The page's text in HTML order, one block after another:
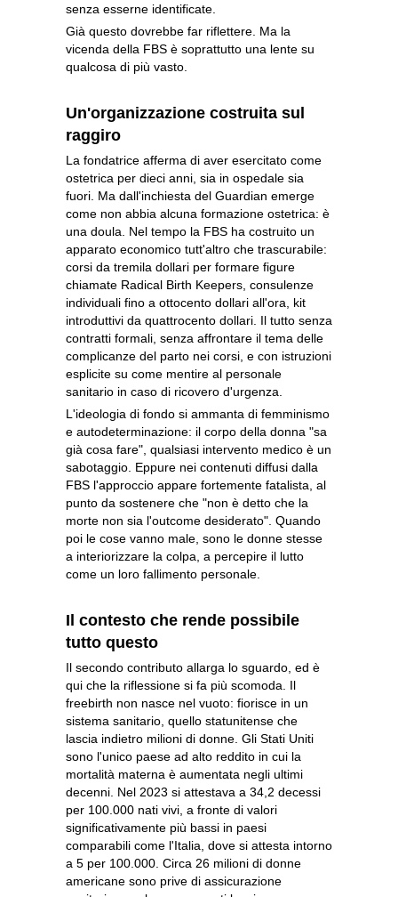
senza esserne identificate.
Già questo dovrebbe far riflettere. Ma la
vicenda della FBS è soprattutto una lente su
qualcosa di più vasto.
Un'organizzazione costruita sul
raggiro
La fondatrice afferma di aver esercitato come
ostetrica per dieci anni, sia in ospedale sia
fuori. Ma dall'inchiesta del Guardian emerge
come non abbia alcuna formazione ostetrica: è
una doula. Nel tempo la FBS ha costruito un
apparato economico tutt'altro che trascurabile:
corsi da tremila dollari per formare figure
chiamate Radical Birth Keepers, consulenze
individuali fino a ottocento dollari all'ora, kit
introduttivi da quattrocento dollari. Il tutto senza
contratti formali, senza affrontare il tema delle
complicanze del parto nei corsi, e con istruzioni
esplicite su come mentire al personale
sanitario in caso di ricovero d'urgenza.
L'ideologia di fondo si ammanta di femminismo
e autodeterminazione: il corpo della donna "sa
già cosa fare", qualsiasi intervento medico è un
sabotaggio. Eppure nei contenuti diffusi dalla
FBS l'approccio appare fortemente fatalista, al
punto da sostenere che "non è detto che la
morte non sia l'outcome desiderato". Quando
poi le cose vanno male, sono le donne stesse
a interiorizzare la colpa, a percepire il lutto
come un loro fallimento personale.
Il contesto che rende possibile
tutto questo
Il secondo contributo allarga lo sguardo, ed è
qui che la riflessione si fa più scomoda. Il
freebirth non nasce nel vuoto: fiorisce in un
sistema sanitario, quello statunitense che
lascia indietro milioni di donne. Gli Stati Uniti
sono l'unico paese ad alto reddito in cui la
mortalità materna è aumentata negli ultimi
decenni. Nel 2023 si attestava a 34,2 decessi
per 100.000 nati vivi, a fronte di valori
significativamente più bassi in paesi
comparabili come l'Italia, dove si attesta intorno
a 5 per 100.000. Circa 26 milioni di donne
americane sono prive di assicurazione